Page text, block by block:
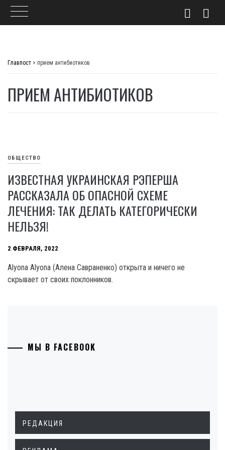
Главпост > прием антибиотиков
ПРИЕМ АНТИБИОТИКОВ
ОБЩЕСТВО
ИЗВЕСТНАЯ УКРАИНСКАЯ РЭПЕРША
РАССКАЗАЛА ОБ ОПАСНОЙ СХЕМЕ
ЛЕЧЕНИЯ: ТАК ДЕЛАТЬ КАТЕГОРИЧЕСКИ
НЕЛЬЗЯ!
2 ФЕВРАЛЯ, 2022
Аlyona Аlyona (Алена Савраненко) открыта и ничего не
скрывает от своих поклонников.
МЫ В FACEBOOK
РЕДАКЦИЯ